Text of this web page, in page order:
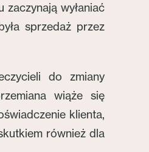
wyłaniać
sprzedaż przez
do zmiany
wiąże się
klienta,
również dla